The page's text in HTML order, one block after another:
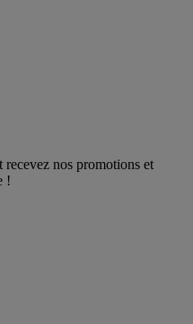
nos promotions et
!